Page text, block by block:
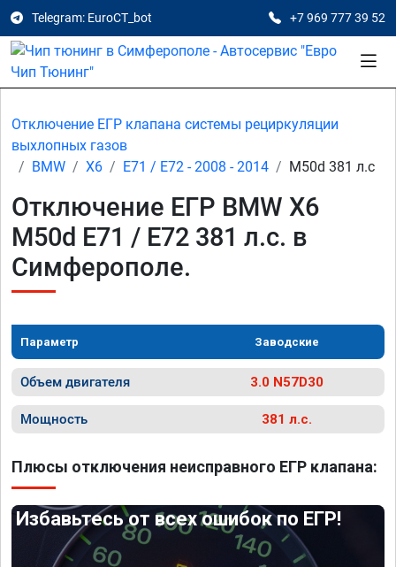
Telegram: EuroCT_bot +7 969 777 39 52
Отключение ЕГР клапана системы рециркуляции
выхлопных газов
BMW
X6 E71 / E72 - 2008 - 2014 M50d 381 л.с
Отключение ЕГР BMW X6
M50d E71 / E72 381 л.с. в
Симферополе.
Параметр Заводские
Объем двигателя 3.0 N57D30
Мощность 381 л.с.
Плюсы отключения неисправного ЕГР клапана:
Избавьтесь от всех ошибок по ЕГР!